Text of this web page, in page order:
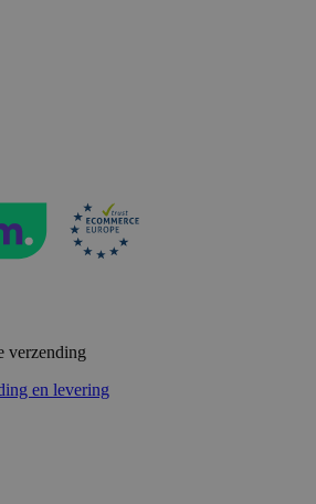
verzending
en levering